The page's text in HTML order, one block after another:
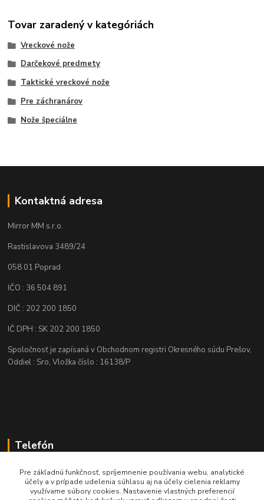
Tovar zaradený v kategóriách
Vreckové nože
Darčekové predmety
Taktické vreckové nože
Pre záchranárov
Nože špeciálne
Kontaktná adresa
Mirror MM s.r.o.
Rastislavova 3489/24
058 01 Poprad
IČO : 36 504 891
DIČ : 202 200 1850
IČ DPH : SK 202 200 1850
Spoločnosť je zapísaná v Obchodnom registri Okresného súdu Prešov,
Oddiel : Sro, Vložka číslo : 16138/P
Telefón
+421 905 622 625
obchod@nozeplus.sk
Pre základnú funkčnosť, spríjemnenie používania webu, analytické
účely a v prípade udelenia súhlasu aj na účely cielenia reklamy
využívame súbory cookies. Nastavenie vlastných preferencií